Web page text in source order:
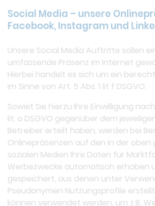
Social Media – unsere
Facebook, Instagram und
Unsere Social Media Auftritte sollen
umfassende Präsenz im Internet
Hierbei handelt es sich um ein
im Sinne von Art. 5 Abs. 1 lit f DSGVO.
Soweit Sie hierzu Ihre Einwilligung nach
lit. a DSGVO gegenüber dem
Betreiber erteilt haben, werden bei
Onlinepräsenzen auf den in der
sozialen Medien Ihre Daten für
Werbezwecke automatisch erhoben
gespeichert, aus denen unter
Pseudonymen Nutzungsprofile
können verwendet werden, um z.B.